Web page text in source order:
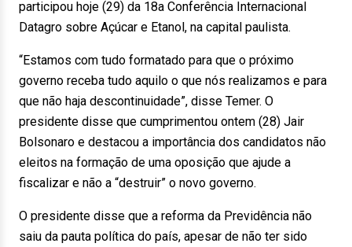
participou hoje (29) da 18a Conferência Internacional
Datagro sobre Açúcar e Etanol, na capital paulista.
“Estamos com tudo formatado para que o próximo
governo receba tudo aquilo o que nós realizamos e para
que não haja descontinuidade”, disse Temer. O
presidente disse que cumprimentou ontem (28) Jair
Bolsonaro e destacou a importância dos candidatos não
eleitos na formação de uma oposição que ajude a
fiscalizar e não a “destruir” o novo governo.
O presidente disse que a reforma da Previdência não
saiu da pauta política do país, apesar de não ter sido